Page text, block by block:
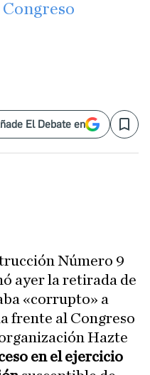
El Debate en Save
Número 9
ayer la retirada de
«corrupto» a
frente al Congreso
Hazte
en el ejercicio